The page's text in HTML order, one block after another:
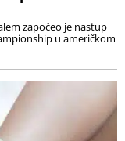
započeo je nastup
u američkom